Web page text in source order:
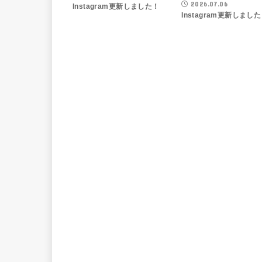
Instagram更新しました！ 2026.07.06
Instagram更新しました